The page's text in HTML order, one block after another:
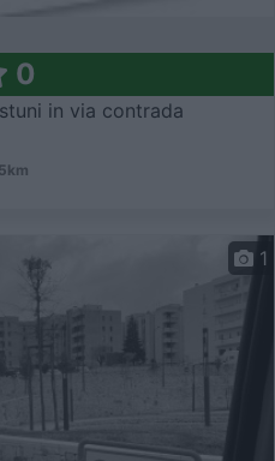
0
in via contrada
1